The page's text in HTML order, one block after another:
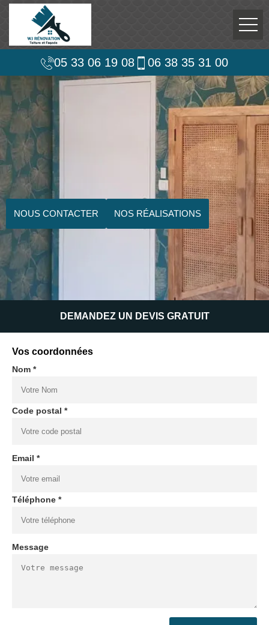
05 33 06 19 08 06 38 35 31 00
NOUS CONTACTER NOS RÉALISATIONS
DEMANDEZ UN DEVIS GRATUIT
Vos coordonnées
Nom *
Code postal *
Email *
Téléphone *
Message